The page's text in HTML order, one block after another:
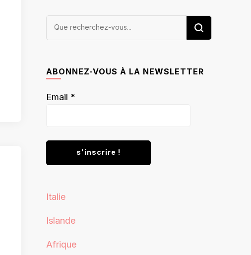
Vous
ABONNEZ-VOUS À LA NEWSLETTER
Email *
Italie
Islande
Afrique